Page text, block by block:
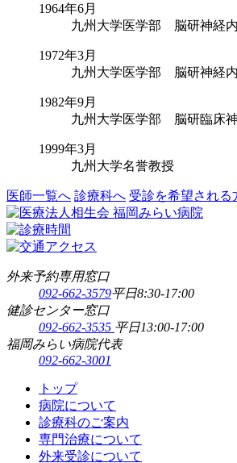
1964年6月
九州大学医学部 脳研神経
1972年3月
九州大学医学部 脳研神経
1982年9月
九州大学医学部 脳研臨床
1999年3月
九州大学名誉教授
医師一覧へ 診療科へ 受診を希望される
外来予約専用窓口
092-662-3579平日8:30-17:00
健診センター窓口
092-662-3535 平日13:00-17:00
福岡みらい病院代表
092-662-3001
トップ
病院について
診療科のご案内
専門治療について
外来受診について